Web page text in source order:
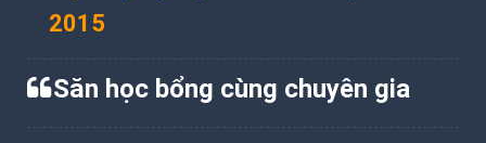
2015
Săn học bổng cùng chuyên gia